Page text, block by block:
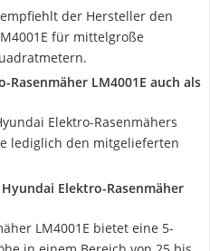
der Hersteller den
für mittelgroße
LM4001E auch als
Elektro-Rasenmähers
lediglich den mitgelieferten
Elektro-Rasenmäher
LM4001E bietet eine 5-